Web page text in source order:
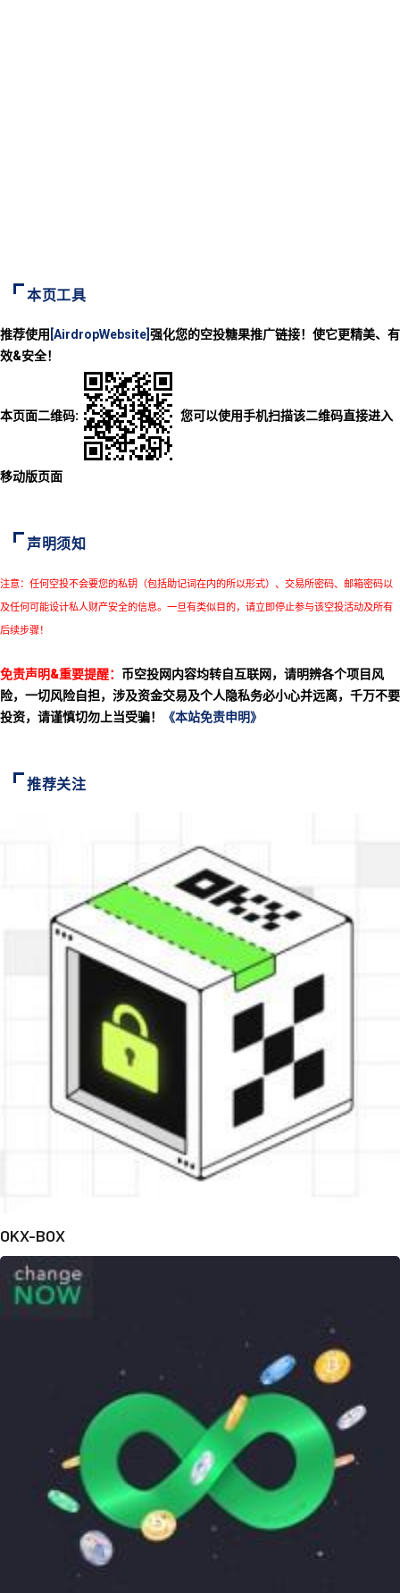
本页工具
推荐使用 [AirdropWebsite] 强化您的空投糖果推广链接！使它更精美、有
效&安全！
本页面二维码: 您可以使用手机扫描该二维码直接进入
移动版页面
声明须知
注意：任何空投不会要您的私钥（包括助记词在内的所以形式）、交易所密码、邮箱密码以
及任何可能设计私人财产安全的信息。一旦有类似目的，请立即停止参与该空投活动及所有
后续步骤！
免责声明&重要提醒： 币空投网内容均转自互联网，请明辨各个项目风
险，一切风险自担，涉及资金交易及个人隐私务必小心并远离，千万不要
投资，请谨慎切勿上当受骗！
《本站免责申明》
推荐关注
OKX-BOX